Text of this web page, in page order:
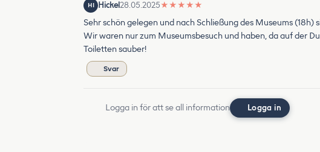
HI Hickel28.05.2025★ ★ ★ ★ ★
Sehr schön gelegen und nach Schließung des Museums (18h)
Wir waren nur zum Museumsbesuch und haben, da auf der
Toiletten sauber!
Svar
Logga in för att se all information Logga in